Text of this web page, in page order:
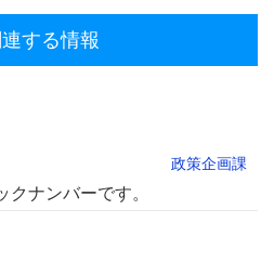
する情報
政策企画課
ナンバーです。